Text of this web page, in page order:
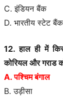
C. इंडियन बैंक
D. भारतीय स्टेट बैंक
12. हाल ही में
कोरियल और गराड
A. पश्चिम बंगाल
B. उड़ीसा